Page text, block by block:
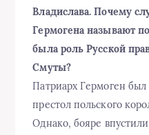
Владислава. Почему
Гермогена называют
была роль Русской
Смуты?
Патриарх Гермоген
престол польского
Однако, бояре